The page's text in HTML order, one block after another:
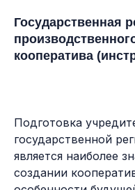
Государственная
кооператива
Подготовка
государственной
является наиболее
создании